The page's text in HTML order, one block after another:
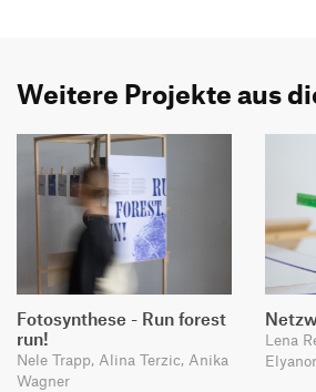
Weitere Projekte aus
Fotosynthese - Run forest
run!
Nele Trapp, Alina Terzic, Anika
Wagner
Lena